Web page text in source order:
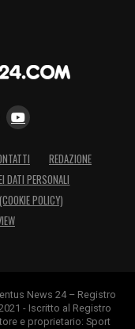
REDAZIONE
DATI PERSONALI
POLICY)
News 24 – Registro
- Iscritto al Registro
e proprietario: Sport